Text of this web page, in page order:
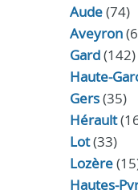
Aude(74)
Aveyron
Gard(142)
Haute-
Gers(35)
Hérault
Lot(33)
Lozère
Hautes-